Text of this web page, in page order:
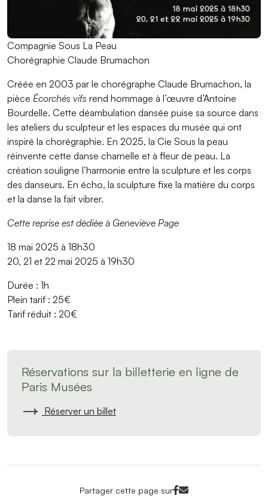
Compagnie Sous La Peau
Chorégraphie Claude Brumachon
Créée en 2003 par le chorégraphe Claude Brumachon, la
pièce Écorchés vifs rend hommage à l’œuvre d’Antoine
Bourdelle. Cette déambulation dansée puise sa source dans
les ateliers du sculpteur et les espaces du musée qui ont
inspiré la chorégraphie. En 2025, la Cie Sous la peau
réinvente cette danse charnelle et à fleur de peau. La
création souligne l’harmonie entre la sculpture et les corps
des danseurs. En écho, la sculpture fixe la matière du corps
et la danse la fait vibrer.
Cette reprise est dédiée à Geneviève Page
18 mai 2025 à 18h30
20, 21 et 22 mai 2025 à 19h30
Durée : 1h
Plein tarif : 25€
Tarif réduit : 20€
Réservations sur la billetterie en ligne de
Paris Musées
Réserver un billet
Partager cette page surFacebook<
Mail<